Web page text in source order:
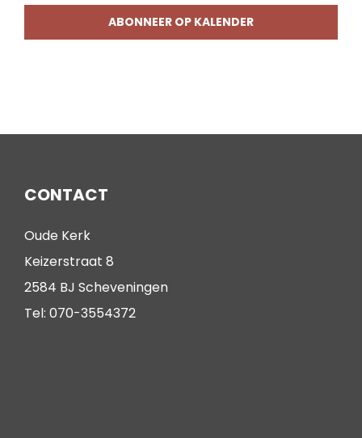
ABONNEER OP KALENDER
CONTACT
Oude Kerk
Keizerstraat 8
2584 BJ Scheveningen
Tel: 070-3554372